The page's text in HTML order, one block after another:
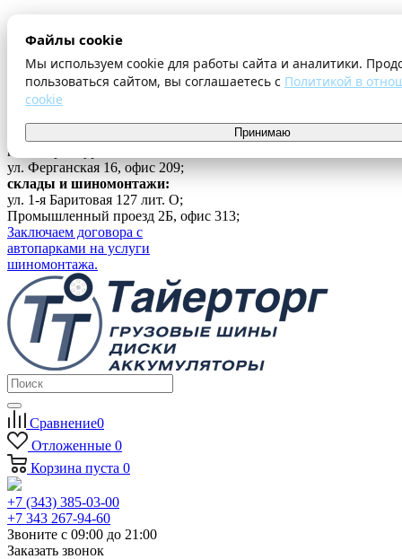
Файлы cookie
Мы используем cookie для работы сайта и аналитики.
пользоваться сайтом, вы соглашаетесь с Политикой в
cookie
Принимаю
Оплата и доставка
Шиномонтаж
Контакты
...
г. Екатеринбург
ул. Ферганская 16, офис 209;
склады и шиномонтажи:
ул. 1-я Баритовая 127 лит. О;
Промышленный проезд 2Б, офис 313;
Заключаем договора с
автопарками на услуги
шиномонтажа.
Сравнение0
Отложенные 0
Корзина пуста 0
+7 (343) 385-03-00
+7 343 267-94-60
Звоните с 09:00 до 21:00
Заказать звонок